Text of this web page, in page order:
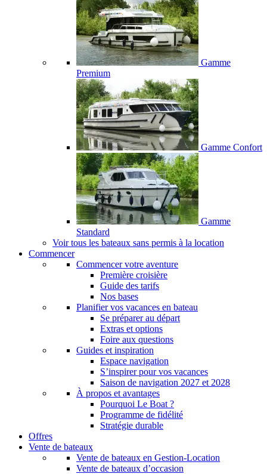
Gamme
Premium
Gamme Confort
Gamme
Standard
Voir tous les bateaux sans permis à la location
Commencer
Commencer votre aventure
Première croisière
Guide des tarifs
Nos bases
Planifier vos vacances en bateau
Se préparer au départ
Extras et options
Foire aux questions
Guides et inspiration
Espace navigation
S’inspirer pour vos vacances
Saison de navigation 2027 et 2028
À propos et avantages
Pourquoi Le Boat ?
Programme de fidélité
Stratégie durable
Offres
Vente de bateaux
Vente de bateaux en Gestion-Location
Vente de bateaux d’occasion